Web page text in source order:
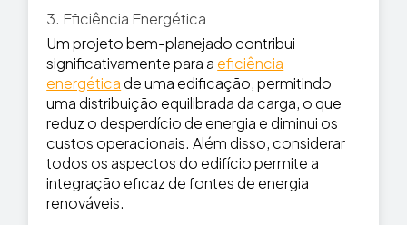
3. Eficiência Energética
Um projeto bem-planejado contribui
significativamente para a eficiência
energética de uma edificação, permitindo
uma distribuição equilibrada da carga, o que
reduz o desperdício de energia e diminui os
custos operacionais. Além disso, considerar
todos os aspectos do edifício permite a
integração eficaz de fontes de energia
renováveis.